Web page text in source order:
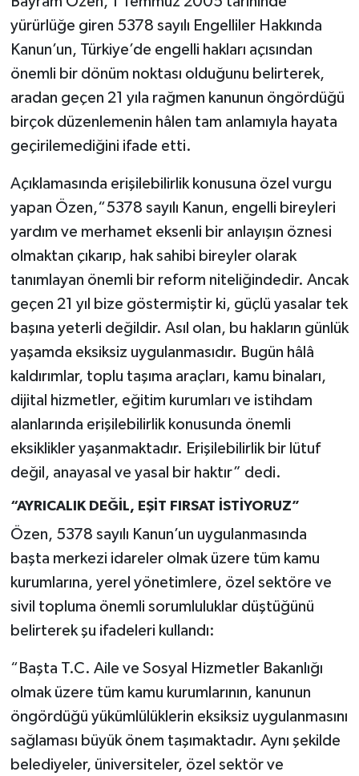
yürürlüğe giren 5378 sayılı Engelliler Hakkında
Kanun’un, Türkiye’de engelli hakları açısından
önemli bir dönüm noktası olduğunu belirterek,
aradan geçen 21 yıla rağmen kanunun öngördüğü
birçok düzenlemenin hâlen tam anlamıyla hayata
geçirilemediğini ifade etti.
Açıklamasında erişilebilirlik konusuna özel vurgu
yapan Özen,“5378 sayılı Kanun, engelli bireyleri
yardım ve merhamet eksenli bir anlayışın öznesi
olmaktan çıkarıp, hak sahibi bireyler olarak
tanımlayan önemli bir reform niteliğindedir. Ancak
geçen 21 yıl bize göstermiştir ki, güçlü yasalar tek
başına yeterli değildir. Asıl olan, bu hakların günlük
yaşamda eksiksiz uygulanmasıdır. Bugün hâlâ
kaldırımlar, toplu taşıma araçları, kamu binaları,
dijital hizmetler, eğitim kurumları ve istihdam
alanlarında erişilebilirlik konusunda önemli
eksiklikler yaşanmaktadır. Erişilebilirlik bir lütuf
değil, anayasal ve yasal bir haktır” dedi.
“AYRICALIK DEĞİL, EŞİT FIRSAT İSTİYORUZ”
Özen, 5378 sayılı Kanun’un uygulanmasında
başta merkezi idareler olmak üzere tüm kamu
kurumlarına, yerel yönetimlere, özel sektöre ve
sivil topluma önemli sorumluluklar düştüğünü
belirterek şu ifadeleri kullandı:
“Başta T.C. Aile ve Sosyal Hizmetler Bakanlığı
olmak üzere tüm kamu kurumlarının, kanunun
öngördüğü yükümlülüklerin eksiksiz uygulanmasını
sağlaması büyük önem taşımaktadır. Aynı şekilde
belediyeler, üniversiteler, özel sektör ve
YAŞAM
AFYON
AFYONKARAHİSAR
AYDIN
DENİZLİ
İZMİR
KÜTAHYA
MANİSA
UŞAK
YURT